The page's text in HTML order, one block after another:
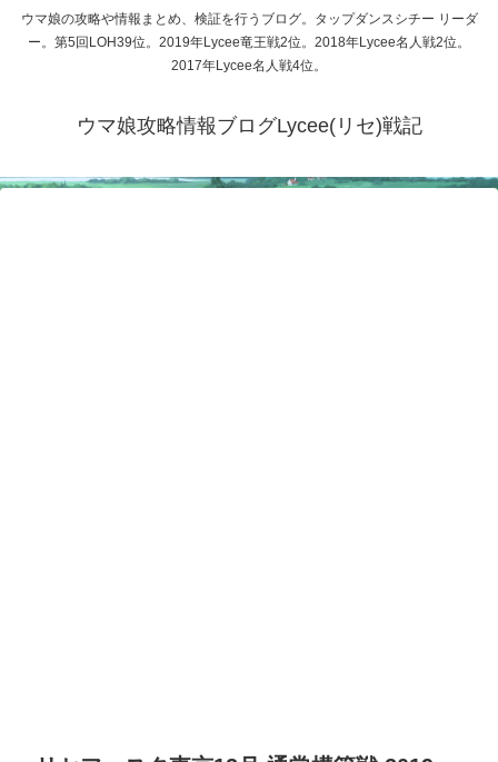
ウマ娘の攻略や情報まとめ、検証を行うブログ。タップダンスシチー リーダ
ー。第5回LOH39位。2019年Lycee竜王戦2位。2018年Lycee名人戦2位。
2017年Lycee名人戦4位。
ウマ娘攻略情報ブログLycee(リセ)戦記